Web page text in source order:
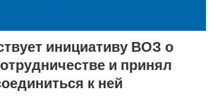
инициативу ВОЗ о
и принял
к ней